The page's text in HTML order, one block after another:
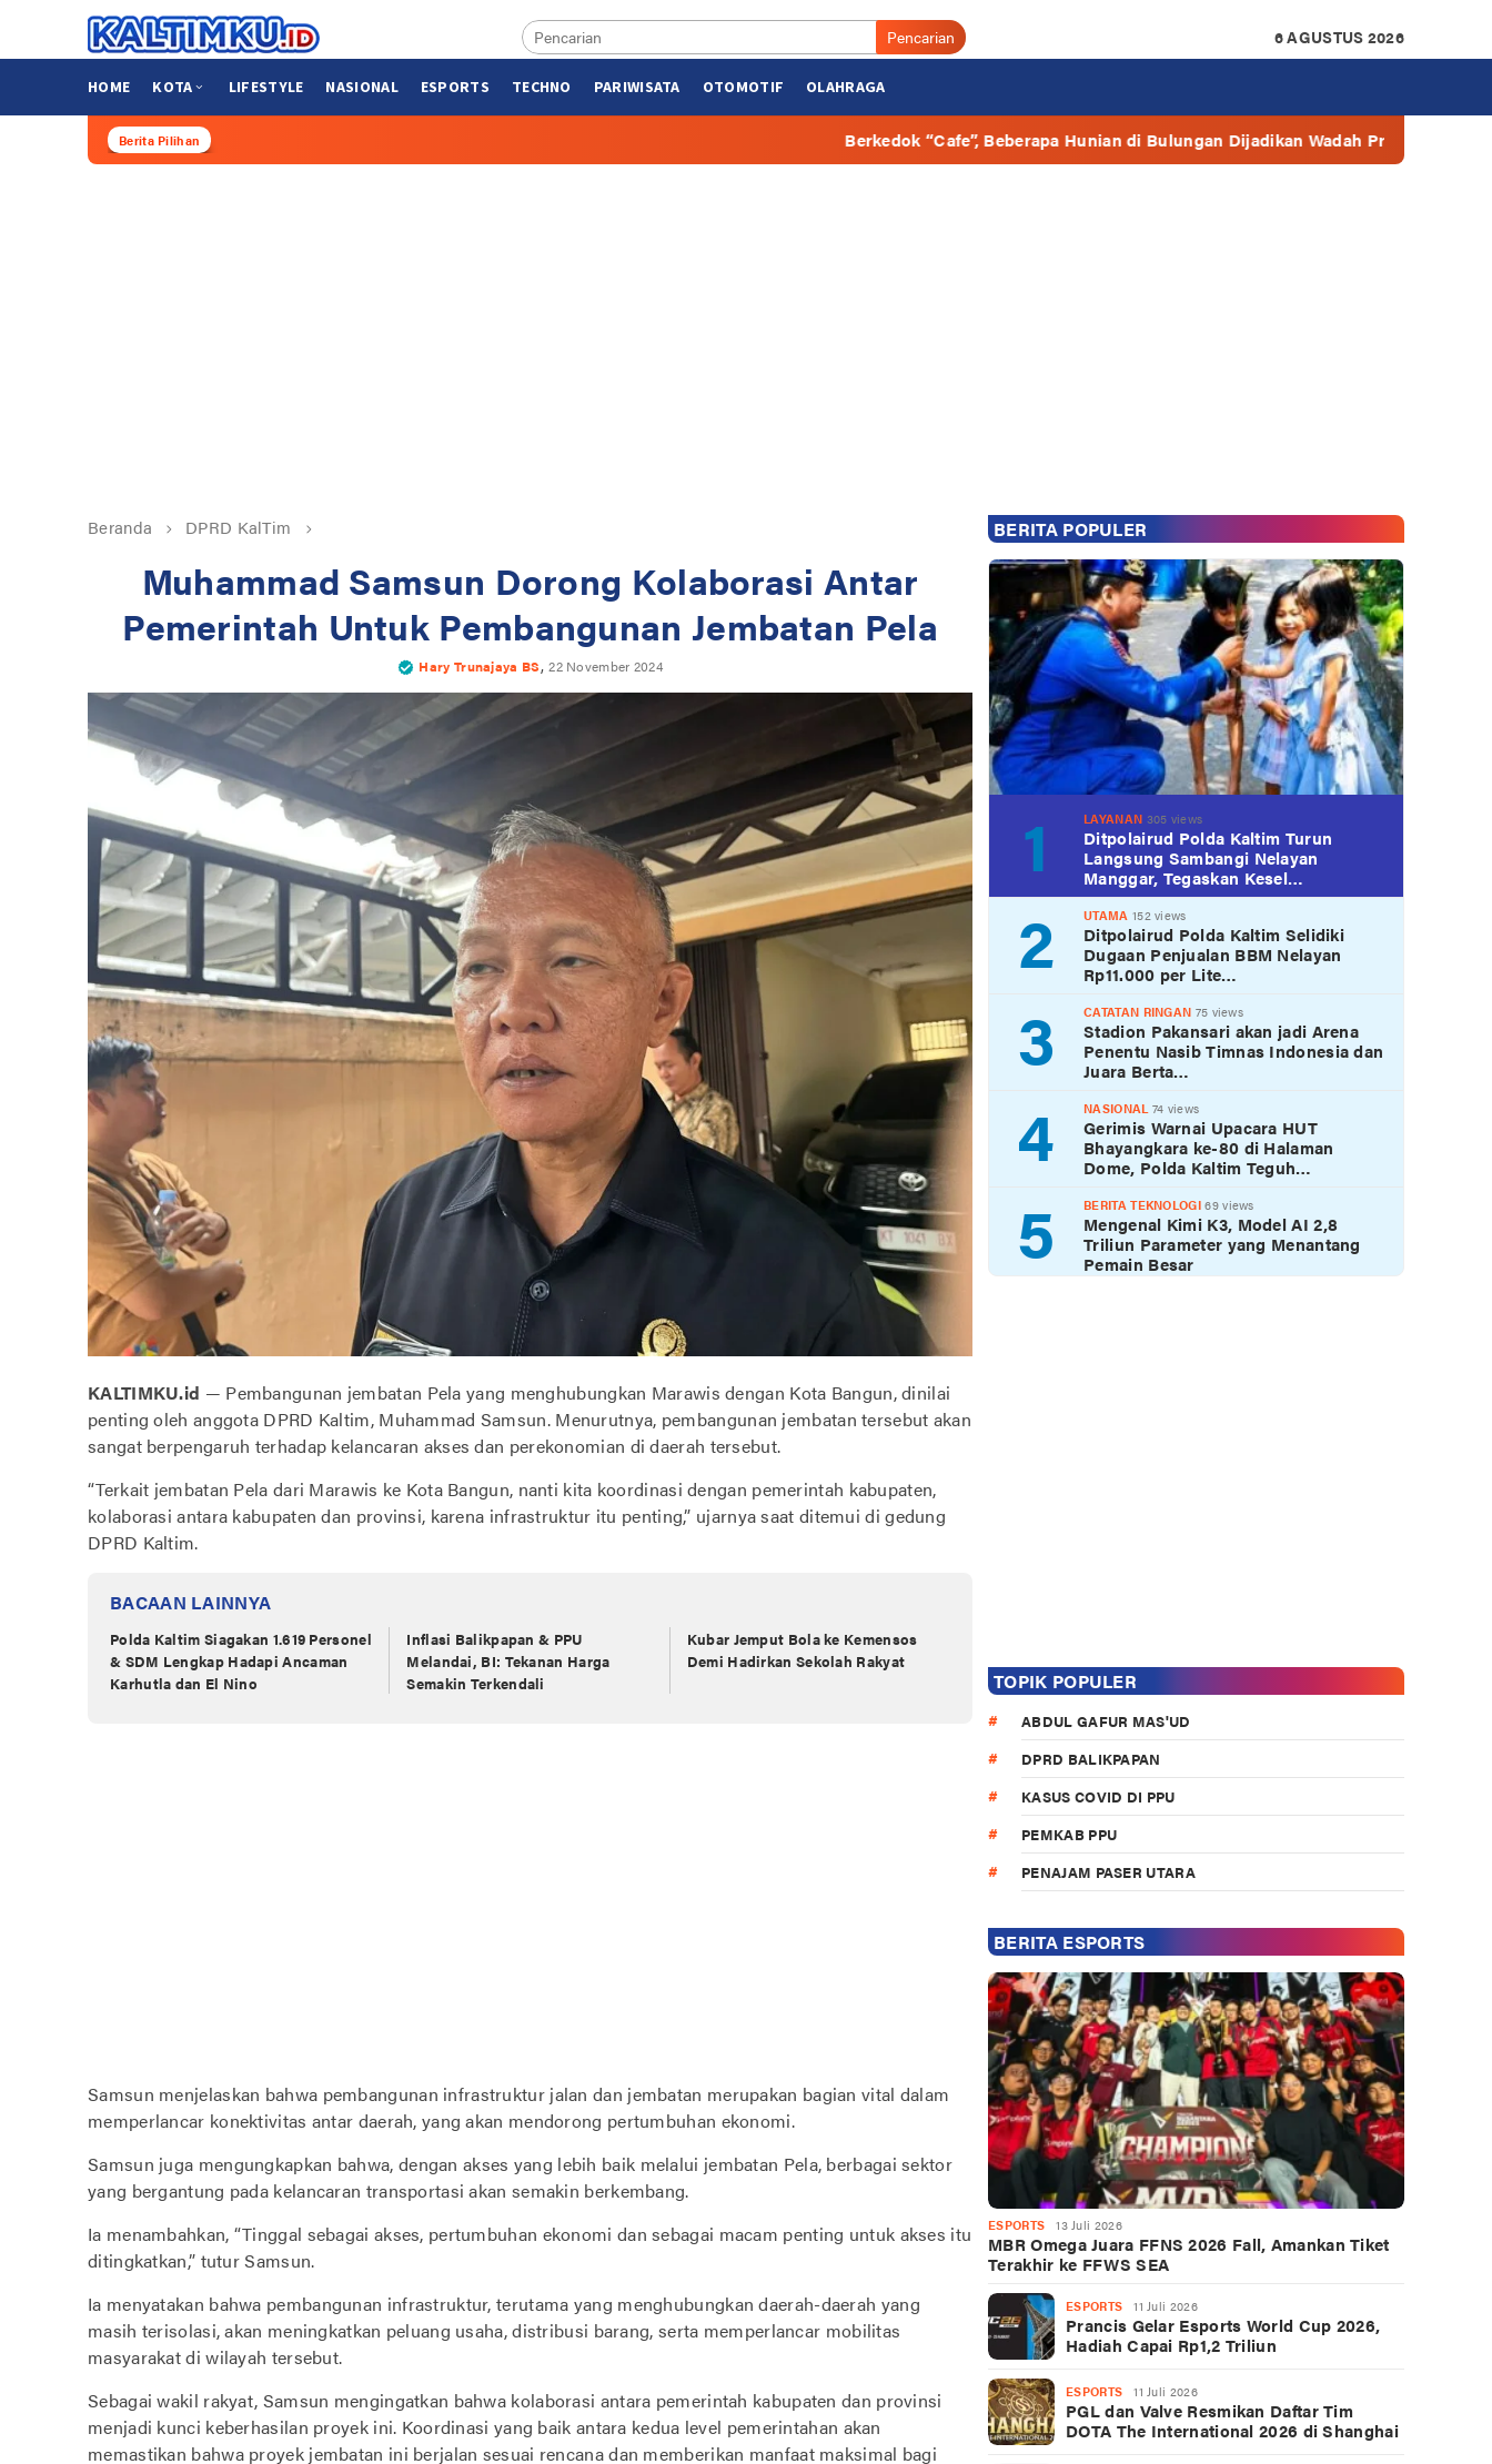
konten
Pencarian 6 AGUSTUS 2026
HOME KOTA LIFESTYLE NASIONAL ESPORTS TECHNO PARIWISATA OTOMOTIF OLAHRAGA
Berita Pilihan Berkedok “Cafe”, Beberapa Hunian di Bulungan Dijadikan Wadah Prostitusi Walikota:
Beranda DPRD KalTim
Muhammad Samsun Dorong Kolaborasi Antar
Pemerintah Untuk Pembangunan Jembatan Pela
Hary Trunajaya BS,22 November 2024
KALTIMKU.id — Pembangunan jembatan Pela yang menghubungkan Marawis dengan Kota Bangun, dinilai
penting oleh anggota DPRD Kaltim, Muhammad Samsun. Menurutnya, pembangunan jembatan tersebut akan
sangat berpengaruh terhadap kelancaran akses dan perekonomian di daerah tersebut.
“Terkait jembatan Pela dari Marawis ke Kota Bangun, nanti kita koordinasi dengan pemerintah kabupaten,
kolaborasi antara kabupaten dan provinsi, karena infrastruktur itu penting,” ujarnya saat ditemui di gedung
DPRD Kaltim.
BACAAN LAINNYA
Polda Kaltim Siagakan 1.619 Personel
& SDM Lengkap Hadapi Ancaman
Karhutla dan El Nino
Inflasi Balikpapan & PPU
Melandai, BI: Tekanan Harga
Semakin Terkendali
Kubar Jemput Bola ke Kemensos
Demi Hadirkan Sekolah Rakyat
Samsun menjelaskan bahwa pembangunan infrastruktur jalan dan jembatan merupakan bagian vital dalam
memperlancar konektivitas antar daerah, yang akan mendorong pertumbuhan ekonomi.
Samsun juga mengungkapkan bahwa, dengan akses yang lebih baik melalui jembatan Pela, berbagai sektor
yang bergantung pada kelancaran transportasi akan semakin berkembang.
Ia menambahkan, “Tinggal sebagai akses, pertumbuhan ekonomi dan sebagai macam penting untuk akses itu
ditingkatkan,” tutur Samsun.
Ia menyatakan bahwa pembangunan infrastruktur, terutama yang menghubungkan daerah-daerah yang
masih terisolasi, akan meningkatkan peluang usaha, distribusi barang, serta memperlancar mobilitas
masyarakat di wilayah tersebut.
Sebagai wakil rakyat, Samsun mengingatkan bahwa kolaborasi antara pemerintah kabupaten dan provinsi
menjadi kunci keberhasilan proyek ini. Koordinasi yang baik antara kedua level pemerintahan akan
memastikan bahwa proyek jembatan ini berjalan sesuai rencana dan memberikan manfaat maksimal bagi
BERITA POPULER
1 LAYANAN 305 views
Ditpolairud Polda Kaltim Turun
Langsung Sambangi Nelayan
Manggar, Tegaskan Kesel…
2 UTAMA 152 views
Ditpolairud Polda Kaltim Selidiki
Dugaan Penjualan BBM Nelayan
Rp11.000 per Lite…
3 CATATAN RINGAN 75 views
Stadion Pakansari akan jadi Arena
Penentu Nasib Timnas Indonesia dan
Juara Berta…
4 NASIONAL74 views
Gerimis Warnai Upacara HUT
Bhayangkara ke-80 di Halaman
Dome, Polda Kaltim Teguh…
5 BERITA TEKNOLOGI 69 views
Mengenal Kimi K3, Model AI 2,8
Triliun Parameter yang Menantang
Pemain Besar
TOPIK POPULER
ABDUL GAFUR MAS'UD
DPRD BALIKPAPAN
KASUS COVID DI PPU
PEMKAB PPU
PENAJAM PASER UTARA
BERITA ESPORTS
ESPORTS 13 Juli 2026
MBR Omega Juara FFNS 2026 Fall, Amankan Tiket
Terakhir ke FFWS SEA
ESPORTS 11 Juli 2026
Prancis Gelar Esports World Cup 2026,
Hadiah Capai Rp1,2 Triliun
ESPORTS 11 Juli 2026
PGL dan Valve Resmikan Daftar Tim
DOTA The International 2026 di Shanghai